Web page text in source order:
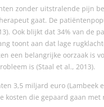
zonder uitstralende pijn
gaat. De
Ook blijkt dat 34% van de
toont aan dat lage
een belangrijke oorzaak is
is (Staal et al., 2013).
3,5 miljard euro (Lambeek
kosten die gepaard gaan met